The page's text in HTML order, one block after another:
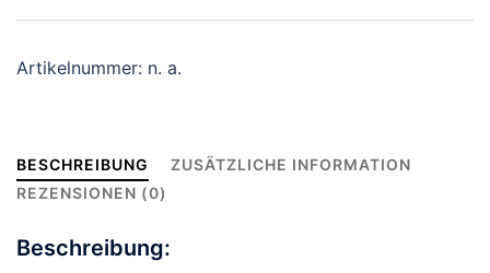
Menge
Artikelnummer: n. a.
BESCHREIBUNG
ZUSÄTZLICHE INFORMATION
REZENSIONEN (0)
Beschreibung: